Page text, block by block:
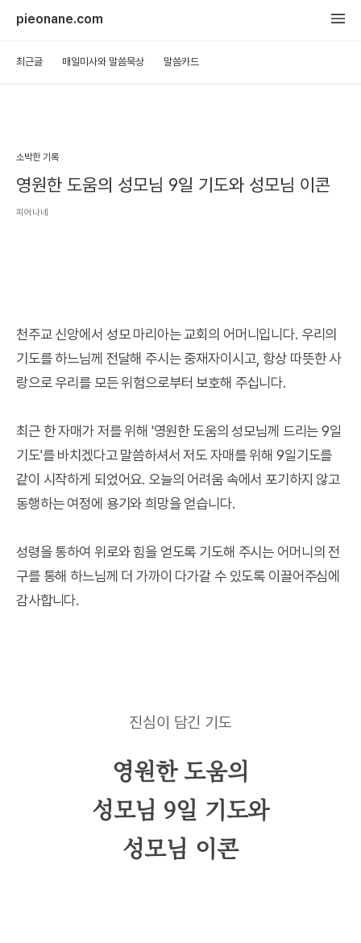
pieonane.com
최근글 매일미사와 말씀묵상 말씀카드
소박한 기록
영원한 도움의 성모님 9일 기도와 성모님 이콘
피어나네
천주교 신앙에서 성모 마리아는 교회의 어머니입니다. 우리의
기도를 하느님께 전달해 주시는 중재자이시고, 항상 따뜻한 사
랑으로 우리를 모든 위험으로부터 보호해 주십니다.
최근 한 자매가 저를 위해 '영원한 도움의 성모님께 드리는 9일
기도'를 바치겠다고 말씀하셔서 저도 자매를 위해 9일기도를
같이 시작하게 되었어요. 오늘의 어려움 속에서 포기하지 않고
동행하는 여정에 용기와 희망을 얻습니다.
성령을 통하여 위로와 힘을 얻도록 기도해 주시는 어머니의 전
구를 통해 하느님께 더 가까이 다가갈 수 있도록 이끌어주심에
감사합니다.
진심이 담긴 기도
영원한 도움의
성모님 9일 기도와
성모님 이콘